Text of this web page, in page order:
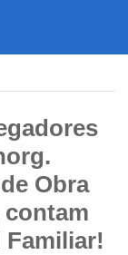
Obra